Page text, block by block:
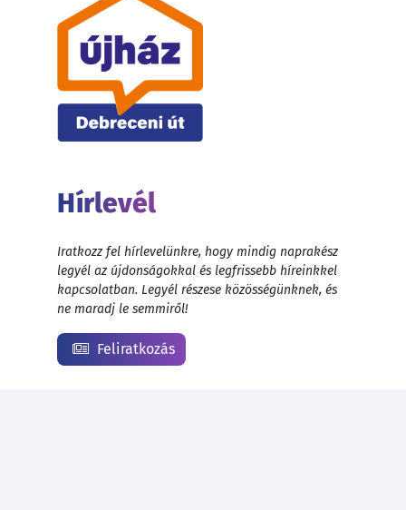
Hírlevél
Iratkozz fel hírlevelünkre, hogy mindig naprakész
legyél az újdonságokkal és legfrissebb híreinkkel
kapcsolatban. Legyél részese közösségünknek, és
ne maradj le semmiről!
Feliratkozás